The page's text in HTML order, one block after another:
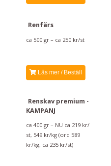
Renfärs
ca 500 gr – ca 250 kr/st
Läs mer / Beställ
Renskav premium -
KAMPANJ
ca 400 gr – NU ca 219 kr/
st, 549 kr/kg (ord 589
kr/kg, ca 235 kr/st)